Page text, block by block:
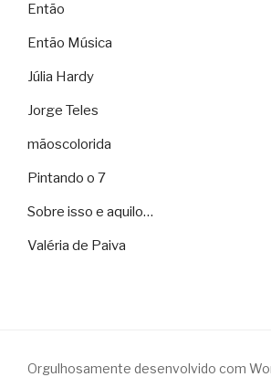
Então
Então Música
Júlia Hardy
Jorge Teles
mãoscolorida
Pintando o 7
Sobre isso e aquilo…
Valéria de Paiva
Orgulhosamente desenvolvido com